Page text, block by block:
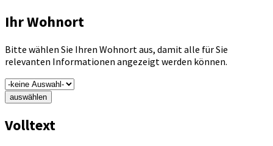
Ihr Wohnort
Bitte wählen Sie Ihren Wohnort aus, damit alle für Sie
relevanten Informationen angezeigt werden können.
auswählen
Volltext